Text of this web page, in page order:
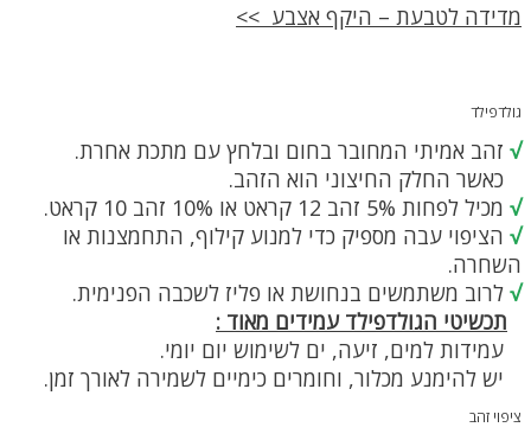
מדידה לטבעת – היקף אצבע >>
גולדפילד
√ זהב אמיתי המחובר בחום ובלחץ עם מתכת אחרת.
כאשר החלק החיצוני הוא הזהב.
√ מכיל לפחות 5% זהב 12 קראט או 10% זהב 10 קראט.
√ הציפוי עבה מספיק כדי למנוע קילוף, התחמצנות או
השחרה.
√ לרוב משתמשים בנחושת או פליז לשכבה הפנימית.
תכשיטי הגולדפילד עמידים מאוד :
עמידות למים, זיעה, ים לשימוש יום יומי.
יש להימנע מכלור, וחומרים כימיים לשמירה לאורך זמן.
ציפוי זהב